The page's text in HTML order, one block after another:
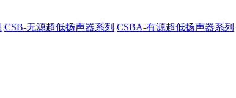
CSB-无源超低扬声器系列 CSBA-有源超低扬声器系列